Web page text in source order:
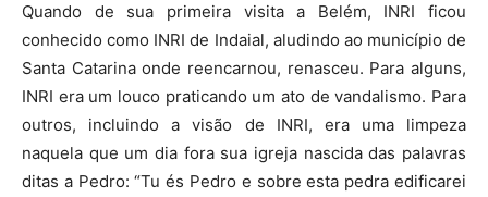
Quando de sua primeira visita a Belém, INRI ficou
conhecido como INRI de Indaial, aludindo ao município de
Santa Catarina onde reencarnou, renasceu. Para alguns,
INRI era um louco praticando um ato de vandalismo. Para
outros, incluindo a visão de INRI, era uma limpeza
naquela que um dia fora sua igreja nascida das palavras
ditas a Pedro: “Tu és Pedro e sobre esta pedra edificarei